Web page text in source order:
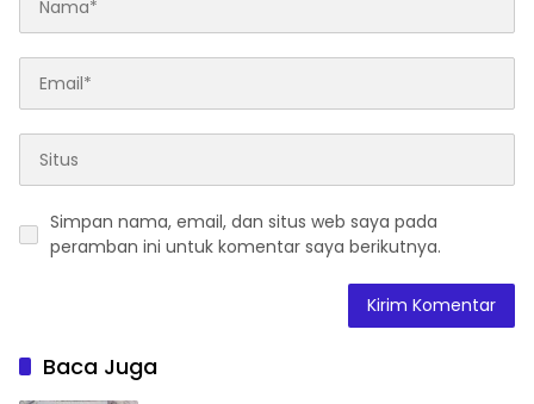
Simpan nama, email, dan situs web saya pada
peramban ini untuk komentar saya berikutnya.
Baca Juga